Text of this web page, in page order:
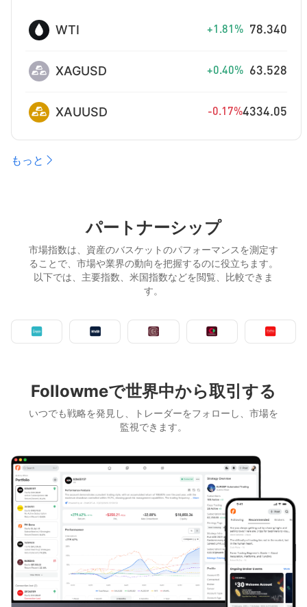
WTI +1.81% 78.340
XAGUSD +0.40% 63.528
XAUUSD -0.17%4334.05
もっと
パートナーシップ
市場指数は、資産のバスケットのパフォーマンスを測定す
ることで、市場や業界の動向を把握するのに役立ちます。
以下では、主要指数、米国指数などを閲覧、比較できま
す。
Followmeで世界中から取引する
いつでも戦略を発見し、トレーダーをフォローし、市場を
監視できます。